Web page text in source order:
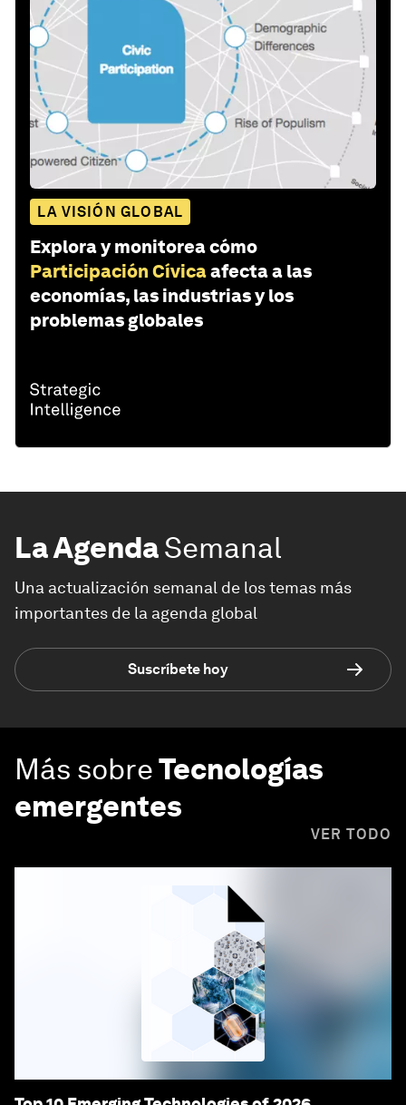
LA VISIÓN GLOBAL
Explora y monitorea cómo
Participación Cívicaafecta a las
economías, las industrias y los
problemas globales
La AgendaSemanal
Una actualización semanal de los temas más
importantes de la agenda global
Suscríbete hoy
Más sobreTecnologías
emergentes
VER TODO